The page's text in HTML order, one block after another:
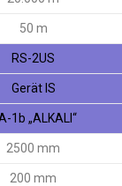
50 m
RS-2US
Gerät IS
1b „ALKALI“
2500 mm
200 mm